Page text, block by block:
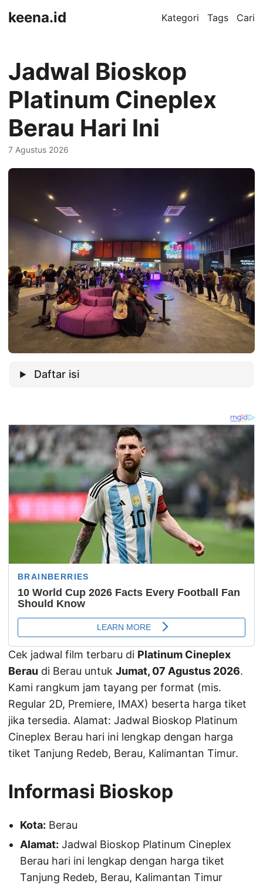
keena.id Kategori Tags Cari
Jadwal Bioskop
Platinum Cineplex
Berau Hari Ini
7 Agustus 2026
Daftar isi
Cek jadwal film terbaru di Platinum Cineplex
Berau di Berau untuk Jumat, 07 Agustus 2026.
Kami rangkum jam tayang per format (mis.
Regular 2D, Premiere, IMAX) beserta harga tiket
jika tersedia. Alamat: Jadwal Bioskop Platinum
Cineplex Berau hari ini lengkap dengan harga
tiket Tanjung Redeb, Berau, Kalimantan Timur.
Informasi Bioskop
Kota: Berau
Alamat: Jadwal Bioskop Platinum Cineplex
Berau hari ini lengkap dengan harga tiket
Tanjung Redeb, Berau, Kalimantan Timur